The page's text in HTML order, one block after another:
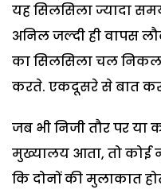
यह सिलसिला ज्यादा
अनिल जल्दी ही वापस
का सिलसिला चल
करते. एकदूसरे से बात कर
जब भी निजी तौर पर
मुख्यालय आता, तो कोई न
कि दोनों की मुलाकात